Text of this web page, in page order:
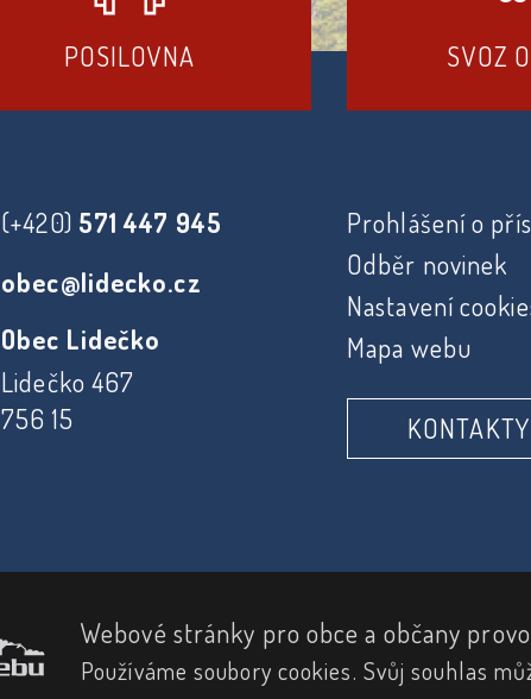
POSILOVNA SVOZ
(+420) 571 447 945
obec@lidecko.cz
Obec Lidečko
Lidečko 467
756 15
Prohlášení o
Odběr novinek
Nastavení
Mapa webu
KONTAKTY
Webové stránky pro obce a občany
Používáme soubory cookies. Svůj souhlas